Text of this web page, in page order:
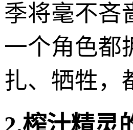
季将毫不吝
一个角色都
扎、牺牲，